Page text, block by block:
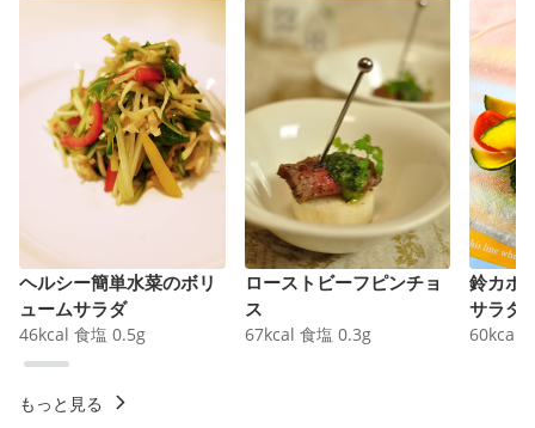
ヘルシー簡単水菜のボリ
ュームサラダ
46kcal 食塩 0.5g
ローストビーフピンチョ
ス
67kcal 食塩 0.3g
鈴カボ
サラダ
60kcal
もっと見る